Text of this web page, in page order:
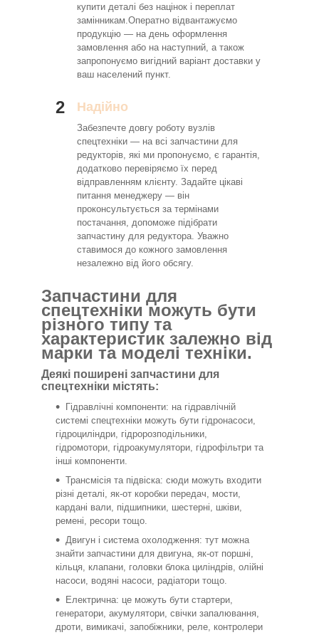
купити деталі без націнок і переплат
замінникам.Оператно відвантажуємо
продукцію — на день оформлення
замовлення або на наступний, а також
запропонуємо вигідний варіант доставки у
ваш населений пункт.
2 Надійно
Забезпечте довгу роботу вузлів
спецтехніки — на всі запчастини для
редукторів, які ми пропонуємо, є гарантія,
додатково перевіряємо їх перед
відправленням клієнту. Задайте цікаві
питання менеджеру — він
проконсультується за термінами
постачання, допоможе підібрати
запчастину для редуктора. Уважно
ставимося до кожного замовлення
незалежно від його обсягу.
Запчастини для
спецтехніки можуть бути
різного типу та
характеристик залежно від
марки та моделі техніки.
Деякі поширені запчастини для
спецтехніки містять:
Гідравлічні компоненти: на гідравлічній
системі спецтехніки можуть бути гідронасоси,
гідроциліндри, гідророзподільники,
гідромотори, гідроакумулятори, гідрофільтри та
інші компоненти.
Трансмісія та підвіска: сюди можуть входити
різні деталі, як-от коробки передач, мости,
кардані вали, підшипники, шестерні, шківи,
ремені, ресори тощо.
Двигун і система охолодження: тут можна
знайти запчастини для двигуна, як-от поршні,
кільця, клапани, головки блока циліндрів, олійні
насоси, водяні насоси, радіатори тощо.
Електрична: це можуть бути стартери,
генератори, акумулятори, свічки запалювання,
дроти, вимикачі, запобіжники, реле, контролери